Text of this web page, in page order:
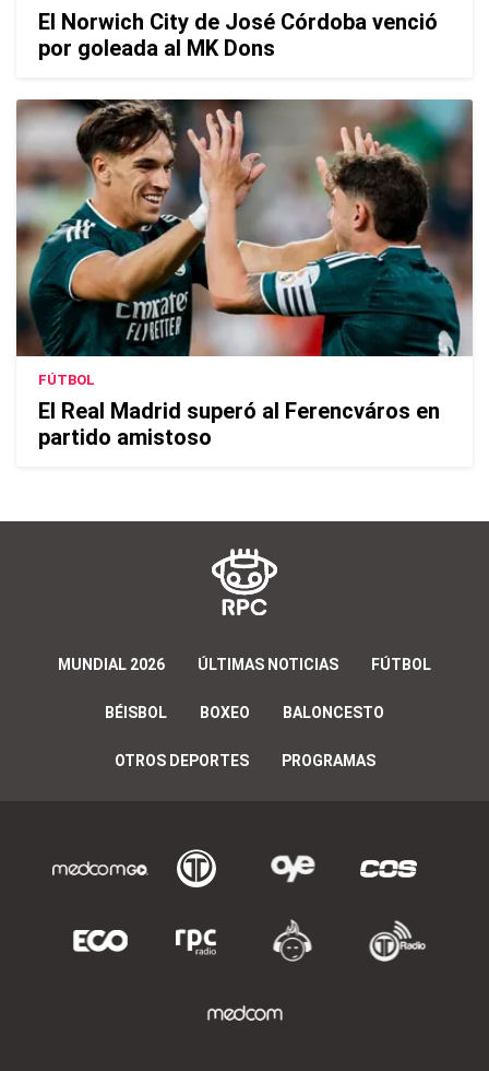
El Norwich City de José Córdoba venció
por goleada al MK Dons
FÚTBOL
El Real Madrid superó al Ferencváros en
partido amistoso
MUNDIAL 2026 ÚLTIMAS NOTICIAS FÚTBOL
BÉISBOL BOXEO BALONCESTO
OTROS DEPORTES PROGRAMAS